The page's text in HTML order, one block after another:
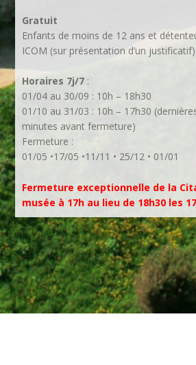
Gratuit
Enfants de moins de 12 ans et
ICOM (sur présentation d’un justificatif)
Horaires 7j/7 :
01/04 au 30/09 : 10h – 18h30
01/10 au 31/03 : 10h – 17h30
minutes avant fermeture)
Fermeture :
01/05 •17/05 •11/11 • 25/12 • 01/01
Fermeture exceptionnelle de la
musée à 17h au lieu de 18h30 les